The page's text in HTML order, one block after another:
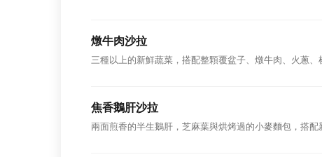
燉牛肉沙拉
三種以上的新鮮蔬菜，搭配整顆覆盆子、燉牛肉、火蔥、
焦香鵝肝沙拉
兩面煎香的半生鵝肝，芝麻葉與烘烤過的小麥麵包，搭